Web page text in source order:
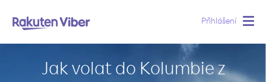
Přihlášení
Jak volat do Kolumbie z